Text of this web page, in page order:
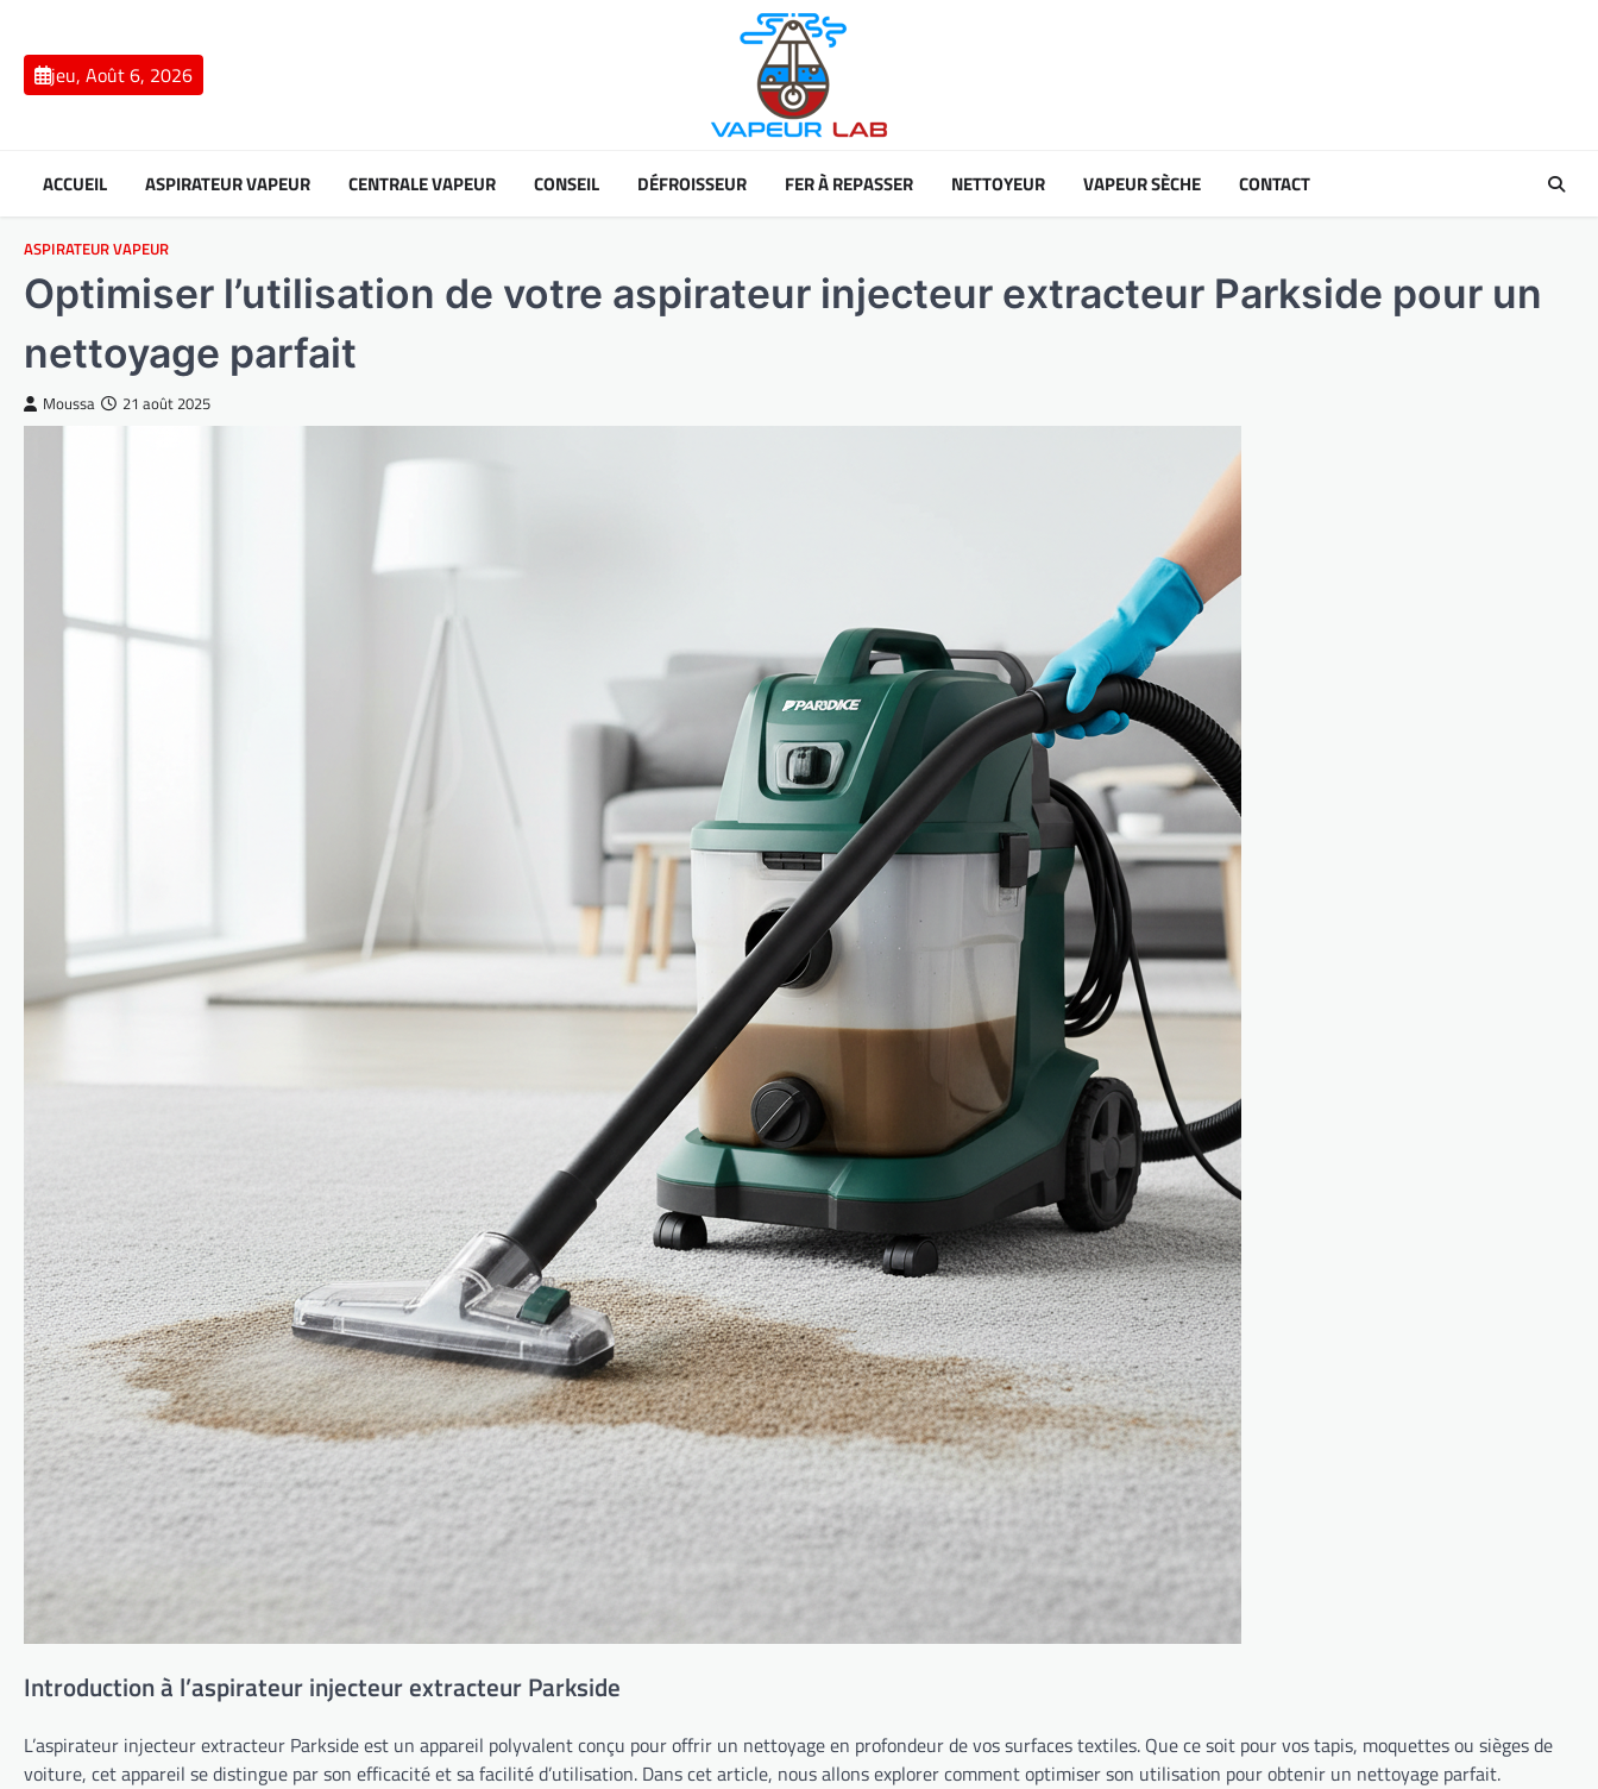
contentjeu, Août 6, 2026
ACCUEIL ASPIRATEUR VAPEUR CENTRALE VAPEUR CONSEIL DÉFROISSEUR FER À REPASSER NETTOYEUR VAPEUR SÈCHE CONTACT
ASPIRATEUR VAPEUR
Optimiser l’utilisation de votre aspirateur injecteur extracteur Parkside pour un
nettoyage parfait
Moussa 21 août 2025
Introduction à l’aspirateur injecteur extracteur Parkside
L’aspirateur injecteur extracteur Parkside est un appareil polyvalent conçu pour offrir un nettoyage en profondeur de vos surfaces textiles. Que ce soit pour vos tapis, moquettes ou sièges de
voiture, cet appareil se distingue par son efficacité et sa facilité d’utilisation. Dans cet article, nous allons explorer comment optimiser son utilisation pour obtenir un nettoyage parfait.